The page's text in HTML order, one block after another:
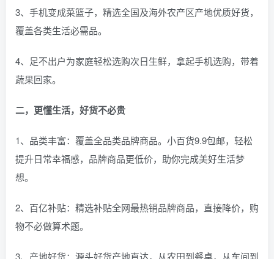
3、手机变成菜篮子，精选全国及海外农产区产地优质好货，
覆盖各类生活必需品。
4、足不出户为家庭轻松选购次日生鲜，拿起手机选购，带着
蔬果回家。
二，更懂生活，好货不必贵
1、品类丰富：覆盖全品类品牌商品。小百货9.9包邮，轻松
提升日常幸福感，品牌商品更低价，助你完成美好生活梦
想。
2、百亿补贴：精选补贴全网最热销品牌商品，直接降价，购
物不必做算术题。
3、产地好货：源头好货产地直达，从农田到餐桌，从车间到